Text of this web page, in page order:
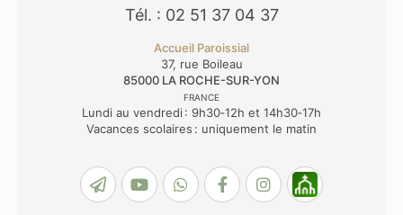
Tél. : 02 51 37 04 37
Accueil Paroissial
37, rue Boileau
85000 LA ROCHE-SUR-YON
FRANCE
Lundi au vendredi : 9h30‑12h et 14h30‑17h
Vacances scolaires : uniquement le matin